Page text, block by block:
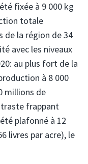
fixée à 9 000 kg
totale
de la région de 34
avec les niveaux
au plus fort de la
à 8 000
millions de
frappant
plafonné à 12
livres par acre), le